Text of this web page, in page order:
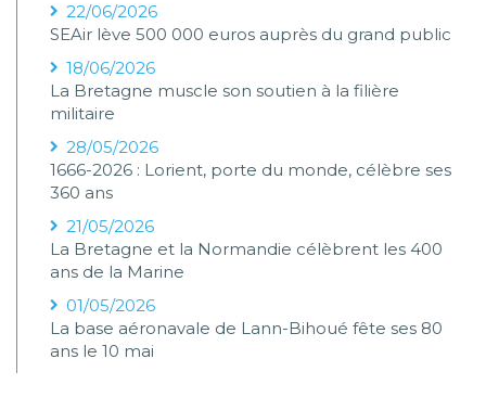
22/06/2026
SEAir lève 500 000 euros auprès du grand public
18/06/2026
La Bretagne muscle son soutien à la filière
militaire
28/05/2026
1666-2026 : Lorient, porte du monde, célèbre ses
360 ans
21/05/2026
La Bretagne et la Normandie célèbrent les 400
ans de la Marine
01/05/2026
La base aéronavale de Lann-Bihoué fête ses 80
ans le 10 mai